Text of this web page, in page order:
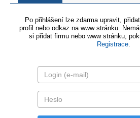
Po přihlášení lze zdarma upravit,
profil nebo odkaz na www stránku.
si přidat firmu nebo www stránku,
Registrace.